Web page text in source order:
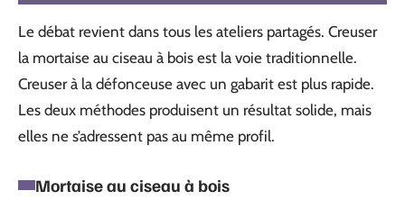
Le débat revient dans tous les ateliers partagés. Creuser
la mortaise au ciseau à bois est la voie traditionnelle.
Creuser à la défonceuse avec un gabarit est plus rapide.
Les deux méthodes produisent un résultat solide, mais
elles ne s’adressent pas au même profil.
Mortaise au ciseau à bois